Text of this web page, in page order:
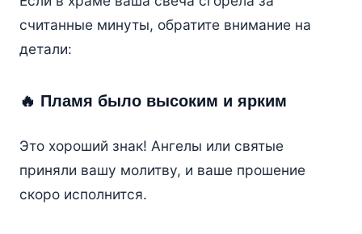
считанные минуты, обратите внимание на
детали:
🔥 Пламя было высоким и ярким
Это хороший знак! Ангелы или святые
приняли вашу молитву, и ваше прошение
скоро исполнится.